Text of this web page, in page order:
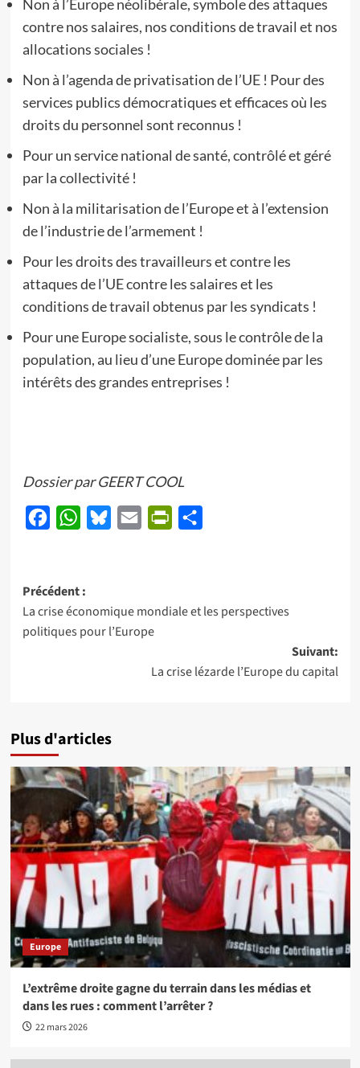
Non à l’Europe néolibérale, symbole des attaques
contre nos salaires, nos conditions de travail et nos
allocations sociales !
Non à l’agenda de privatisation de l’UE ! Pour des
services publics démocratiques et efficaces où les
droits du personnel sont reconnus !
Pour un service national de santé, contrôlé et géré
par la collectivité !
Non à la militarisation de l’Europe et à l’extension
de l’industrie de l’armement !
Pour les droits des travailleurs et contre les
attaques de l’UE contre les salaires et les
conditions de travail obtenus par les syndicats !
Pour une Europe socialiste, sous le contrôle de la
population, au lieu d’une Europe dominée par les
intérêts des grandes entreprises !
Dossier par GEERT COOL
FacebookWhatsApp
BlueskyEmail PrintFriendly
Navigation
d’article
Précédent :
La crise économique mondiale et les perspectives
politiques pour l’Europe
Suivant:
La crise lézarde l’Europe du capital
Plus d'articles
Europe
L’extrême droite gagne du terrain dans les médias et
dans les rues : comment l’arrêter ?
22 mars 2026